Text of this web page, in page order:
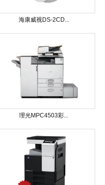
海康威视DS-2CD...
理光MPC4503彩...